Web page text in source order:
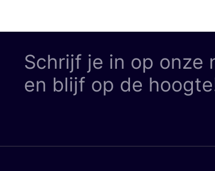
Schrijf je in op onze
en blijf op de